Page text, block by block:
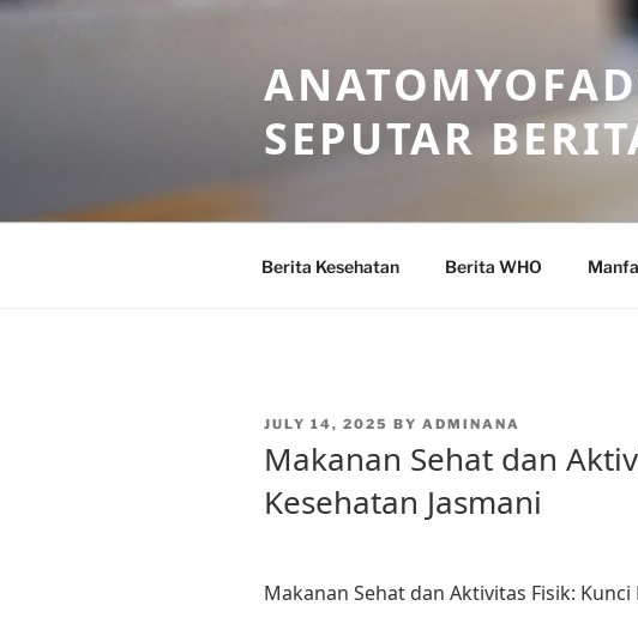
Skip
SEPUTAR
Berita Kesehatan Berita WHO
POSTED
JULY 14, 2025 BY ADMINANA
Makanan Sehat dan
Kesehatan Jasmani
Makanan Sehat dan Aktivitas Fisik: Kunci